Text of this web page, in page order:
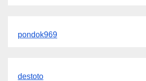
pondok969
destoto